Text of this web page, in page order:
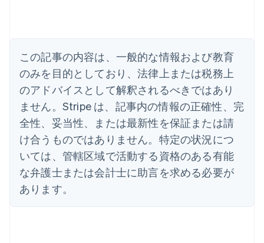
この記事の内容は、一般的な情報および教育
のみを目的としており、法律上または税務上
のアドバイスとして解釈されるべきではあり
ません。Stripe は、記事内の情報の正確性、完
全性、妥当性、または最新性を保証または請
け合うものではありません。特定の状況につ
いては、管轄区域で活動する資格のある有能
な弁護士または会計士に助言を求める必要が
あります。
English
イギリス
English
イタリア
Italiano English
インド
English
エストニア
English
オーストラリア
English
オーストリア
DeutschEnglish
オランダ